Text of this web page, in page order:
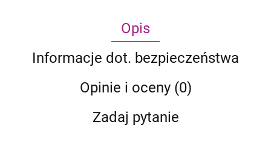
Opis
Informacje dot. bezpieczeństwa
Opinie i oceny (0)
Zadaj pytanie